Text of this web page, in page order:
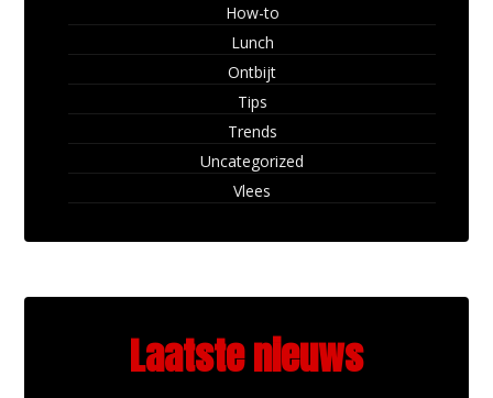
How-to
Lunch
Ontbijt
Tips
Trends
Uncategorized
Vlees
Laatste nieuws